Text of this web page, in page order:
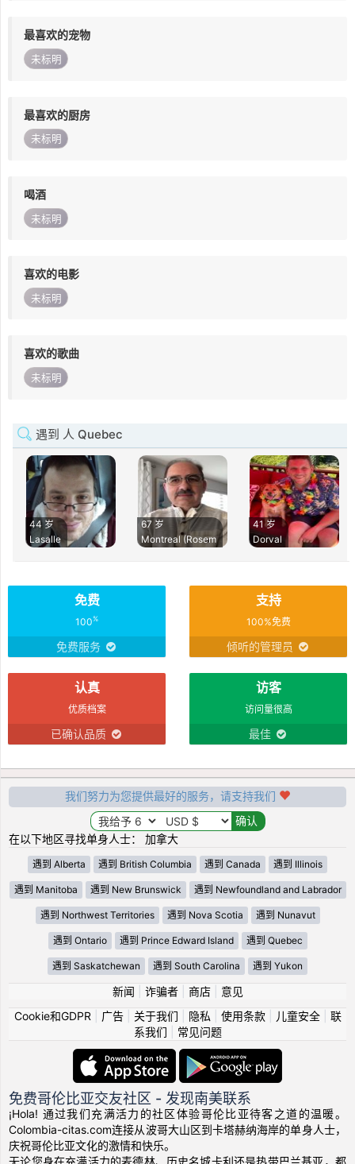
最喜欢的宠物
未标明
最喜欢的厨房
未标明
喝酒
未标明
喜欢的电影
未标明
喜欢的歌曲
未标明
遇到 人 Quebec
44 岁
Lasalle
67 岁
Montreal (Rosem
41 岁
Dorval
免费
100%
免费服务
支持
100%免费
倾听的管理员
认真
优质档案
已确认品质
访客
访问量很高
最佳
我们努力为您提供最好的服务，请支持我们
在以下地区寻找单身人士： 加拿大
遇到 Alberta 遇到 British Columbia 遇到 Canada 遇到 Illinois
遇到 Manitoba 遇到 New Brunswick 遇到 Newfoundland and Labrador
遇到 Northwest Territories 遇到 Nova Scotia 遇到 Nunavut
遇到 Ontario 遇到 Prince Edward Island 遇到 Quebec
遇到 Saskatchewan 遇到 South Carolina 遇到 Yukon
新闻 诈骗者| 商店| 意见
Cookie和GDPR
广告| 关于我们 隐私 使用条款| 儿童安全| 联
系我们
常见问题
免费哥伦比亚交友社区 - 发现南美联系
¡Hola! 通过我们充满活力的社区体验哥伦比亚待客之道的温暖。
Colombia-citas.com连接从波哥大山区到卡塔赫纳海岸的单身人士，
庆祝哥伦比亚文化的激情和快乐。
无论您身在充满活力的麦德林、历史名城卡利还是热带巴兰基亚，都